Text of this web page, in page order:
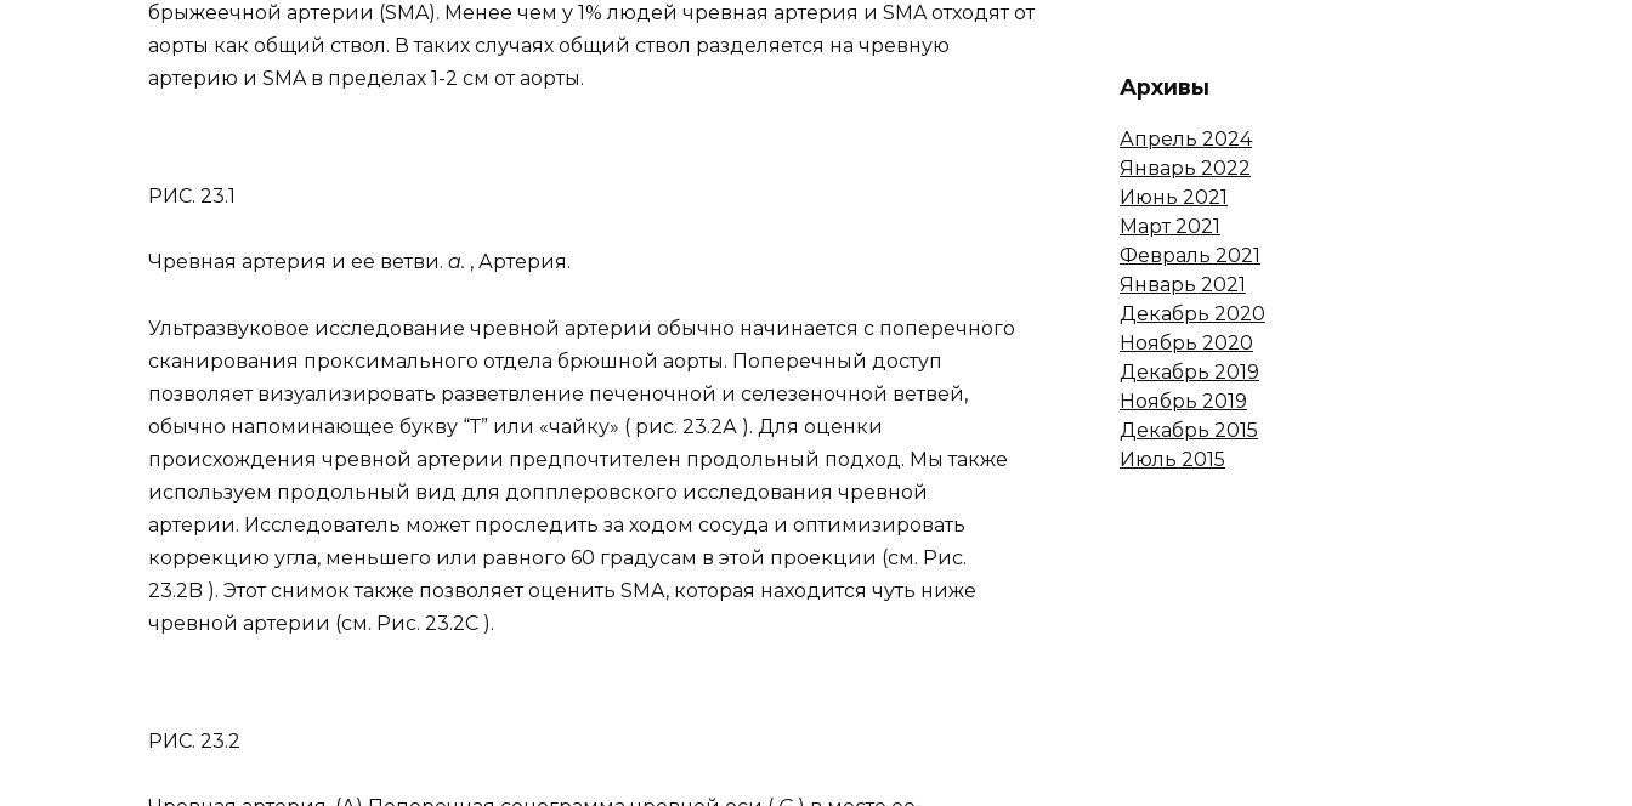
брыжеечной артерии (SMA). Менее чем у 1% людей чревная артерия и SMA отходят от
аорты как общий ствол. В таких случаях общий ствол разделяется на чревную
артерию и SMA в пределах 1-2 см от аорты.
РИС. 23.1
Чревная артерия и ее ветви. a. , Артерия.
Ультразвуковое исследование чревной артерии обычно начинается с поперечного
сканирования проксимального отдела брюшной аорты. Поперечный доступ
позволяет визуализировать разветвление печеночной и селезеночной ветвей,
обычно напоминающее букву “Т” или «чайку» ( рис. 23.2А ). Для оценки
происхождения чревной артерии предпочтителен продольный подход. Мы также
используем продольный вид для допплеровского исследования чревной
артерии. Исследователь может проследить за ходом сосуда и оптимизировать
коррекцию угла, меньшего или равного 60 градусам в этой проекции (см. Рис.
23.2B ). Этот снимок также позволяет оценить SMA, которая находится чуть ниже
чревной артерии (см. Рис. 23.2С ).
РИС. 23.2
Архивы
Апрель 2024
Январь 2022
Июнь 2021
Март 2021
Февраль 2021
Январь 2021
Декабрь 2020
Ноябрь 2020
Декабрь 2019
Ноябрь 2019
Декабрь 2015
Июль 2015